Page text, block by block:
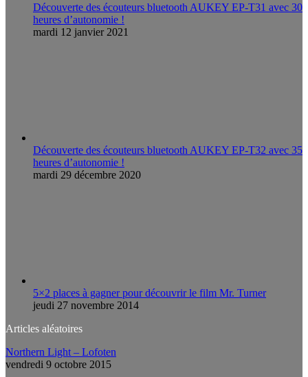
Découverte des écouteurs bluetooth AUKEY EP-T31 avec 30
heures d’autonomie !
mardi 12 janvier 2021
Découverte des écouteurs bluetooth AUKEY EP-T32 avec 35
heures d’autonomie !
mardi 29 décembre 2020
5×2 places à gagner pour découvrir le film Mr. Turner
jeudi 27 novembre 2014
Articles aléatoires
Northern Light – Lofoten
vendredi 9 octobre 2015